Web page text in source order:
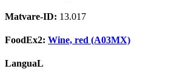
Matvare-ID: 13.017
FoodEx2: Wine, red (A03MX)
LanguaL